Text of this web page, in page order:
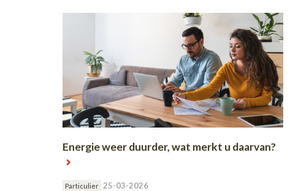
Energie weer duurder, wat merkt u daarvan?
Particulier 25-03-2026